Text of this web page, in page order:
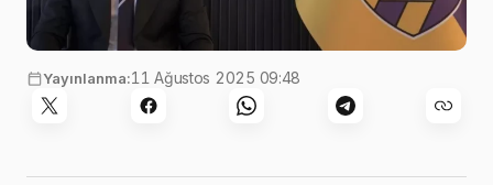
Yayınlanma:11 Ağustos 2025 09:48